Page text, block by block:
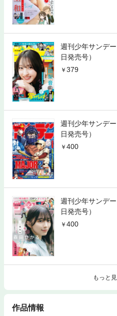
週刊少年サンデ
日発売号）
379
週刊少年サンデ
日発売号）
400
週刊少年サンデ
日発売号）
400
もっと
作品情報